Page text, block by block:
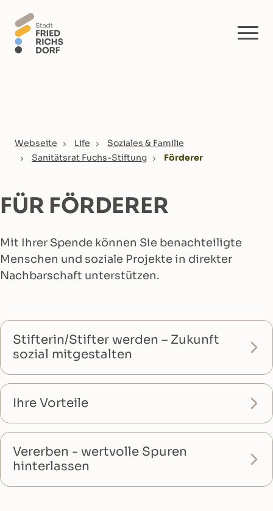
You are here:
Webseite Life
Soziales & Familie
Sanitätsrat Fuchs-Stiftung
Förderer
FÜR FÖRDERER
Mit Ihrer Spende können Sie benachteiligte
Menschen und soziale Projekte in direkter
Nachbarschaft unterstützen.
Stifterin/Stifter werden – Zukunft
sozial mitgestalten
Ihre Vorteile
Vererben - wertvolle Spuren
hinterlassen